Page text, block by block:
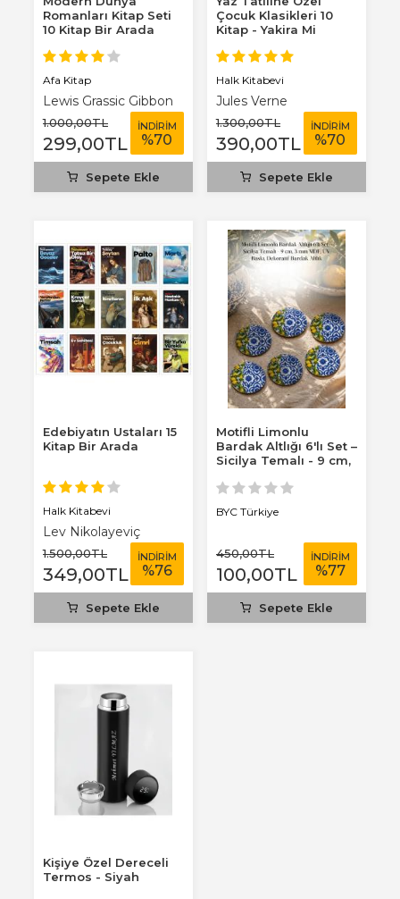
Romanları Kitap Seti
10 Kitap Bir Arada
Afa Kitap
Lewis Grassic Gibbon
1.000,00TL
299,00TL
İNDİRİM
%70
Sepete Ekle
Çocuk Klasikleri 10
Kitap - Yakira Mi
Halk Kitabevi
Jules Verne
1.300,00TL
390,00TL
İNDİRİM
%70
Sepete Ekle
Edebiyatın Ustaları 15
Kitap Bir Arada
Halk Kitabevi
Lev Nikolayeviç
Tolstoy
1.500,00TL
349,00TL
İNDİRİM
%76
Sepete Ekle
Motifli Limonlu
Bardak Altlığı 6'lı Set –
Sicilya Temalı - 9 cm,
BYC Türkiye
450,00TL
100,00TL
İNDİRİM
%77
Sepete Ekle
Kişiye Özel Dereceli
Termos - Siyah